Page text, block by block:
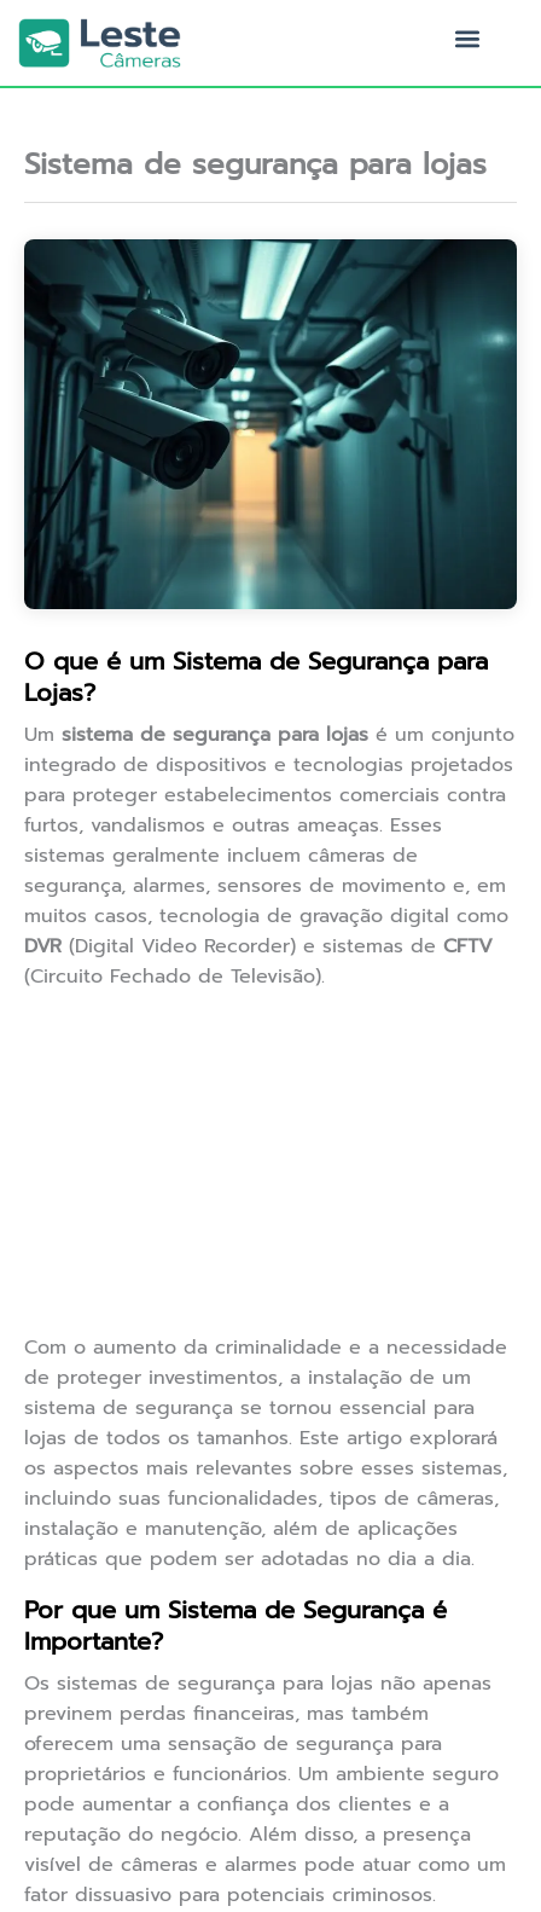
para
conteúdo
Sistema de segurança para lojas
O que é um Sistema de Segurança para
Lojas?
Um sistema de segurança para lojas é um conjunto
integrado de dispositivos e tecnologias projetados
para proteger estabelecimentos comerciais contra
furtos, vandalismos e outras ameaças. Esses
sistemas geralmente incluem câmeras de
segurança, alarmes, sensores de movimento e, em
muitos casos, tecnologia de gravação digital como
DVR (Digital Video Recorder) e sistemas de CFTV
(Circuito Fechado de Televisão).
Com o aumento da criminalidade e a necessidade
de proteger investimentos, a instalação de um
sistema de segurança se tornou essencial para
lojas de todos os tamanhos. Este artigo explorará
os aspectos mais relevantes sobre esses sistemas,
incluindo suas funcionalidades, tipos de câmeras,
instalação e manutenção, além de aplicações
práticas que podem ser adotadas no dia a dia.
Por que um Sistema de Segurança é
Importante?
Os sistemas de segurança para lojas não apenas
previnem perdas financeiras, mas também
oferecem uma sensação de segurança para
proprietários e funcionários. Um ambiente seguro
pode aumentar a confiança dos clientes e a
reputação do negócio. Além disso, a presença
visível de câmeras e alarmes pode atuar como um
fator dissuasivo para potenciais criminosos.